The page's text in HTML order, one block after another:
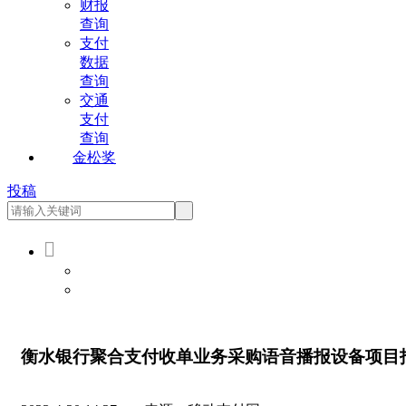
财报
查询
支付
数据
查询
交通
支付
查询
金松奖
投稿

衡水银行聚合支付收单业务采购语音播报设备项目